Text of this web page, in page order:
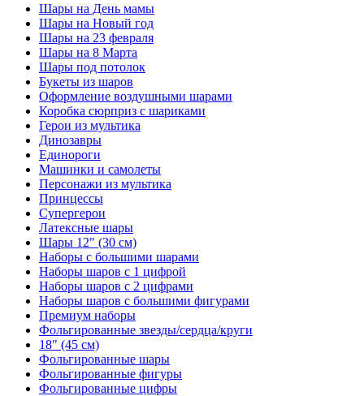
Шары на День мамы
Шары на Новый год
Шары на 23 февраля
Шары на 8 Марта
Шары под потолок
Букеты из шаров
Оформление воздушными шарами
Коробка сюрприз с шариками
Герои из мультика
Динозавры
Единороги
Машинки и самолеты
Персонажи из мультика
Принцессы
Супергерои
Латексные шары
Шары 12" (30 см)
Наборы с большими шарами
Наборы шаров с 1 цифрой
Наборы шаров с 2 цифрами
Наборы шаров с большими фигурами
Премиум наборы
Фольгированные звезды/сердца/круги
18" (45 см)
Фольгированные шары
Фольгированные фигуры
Фольгированные цифры